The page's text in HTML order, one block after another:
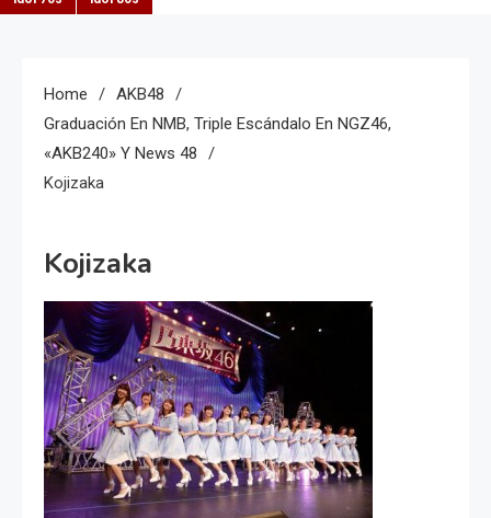
Home
AKB48
Graduación En NMB, Triple Escándalo En NGZ46,
«AKB240» Y News 48
Kojizaka
Kojizaka